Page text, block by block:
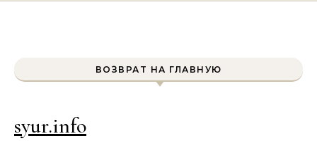
ВОЗВРАТ НА ГЛАВНУЮ
syur.info